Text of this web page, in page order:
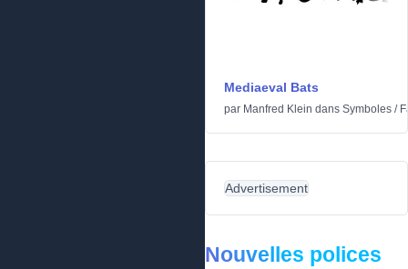
Mediaeval Bats
par Manfred Klein dans Symboles /
Advertisement
Nouvelles polices